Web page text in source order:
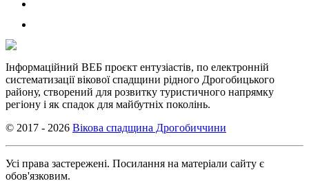
Інформаційний ВЕБ проєкт ентузіастів, по електронній
систематизації вікової спадщини рідного Дрогобицького
району, створений для розвитку туристичного напрямку
регіону і як спадок для майбутніх поколінь.
© 2017 - 2026 Вікова спадщина Дрогобиччини
Усі права застережені. Посилання на матеріали сайту є
обов'язковим.